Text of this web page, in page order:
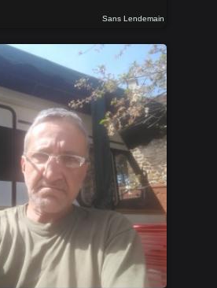
Sans Lendemain